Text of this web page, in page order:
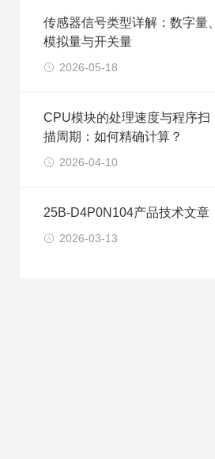
传感器信号类型详解：数字量、
模拟量与开关量
2026-05-18
CPU模块的处理速度与程序扫
描周期：如何精确计算？
2026-04-10
25B-D4P0N104产品技术文章
2026-03-13